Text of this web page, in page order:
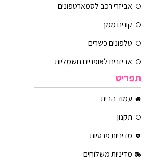
אביזרי רכב לסמארטפונים
קונים ממך
טלפונים כשרים
אביזרים לאופניים חשמליות
תפריט
עמוד הבית
תקנון
מדיניות פרטיות
מדיניות משלוחים